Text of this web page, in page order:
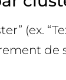
(ex.
de